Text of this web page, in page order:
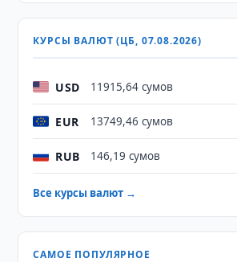
КУРСЫ ВАЛЮТ (ЦБ, 07.08.2026)
USD 11915,64 сумов
EUR 13749,46 сумов
RUB 146,19 сумов
Все курсы валют →
САМОЕ ПОПУЛЯРНОЕ